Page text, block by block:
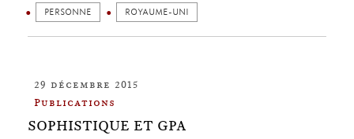
PERSONNE ROYAUME-UNI
29 décembre 2015
Publications
SOPHISTIQUE ET GPA